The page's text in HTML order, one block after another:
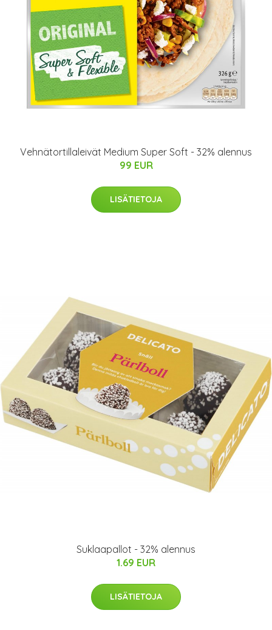
Vehnätortillaleivät Medium Super Soft - 32% alennus
99 EUR
LISÄTIETOJA
Suklaapallot - 32% alennus
1.69 EUR
LISÄTIETOJA